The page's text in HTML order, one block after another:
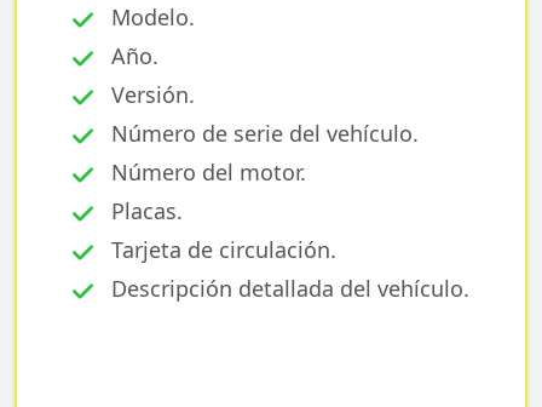
Modelo.
Año.
Versión.
Número de serie del vehículo.
Número del motor.
Placas.
Tarjeta de circulación.
Descripción detallada del vehículo.